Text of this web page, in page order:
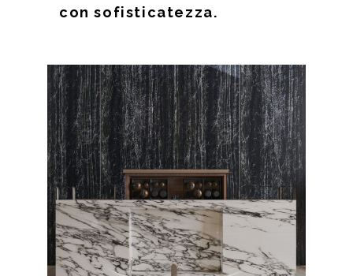
con sofisticatezza.